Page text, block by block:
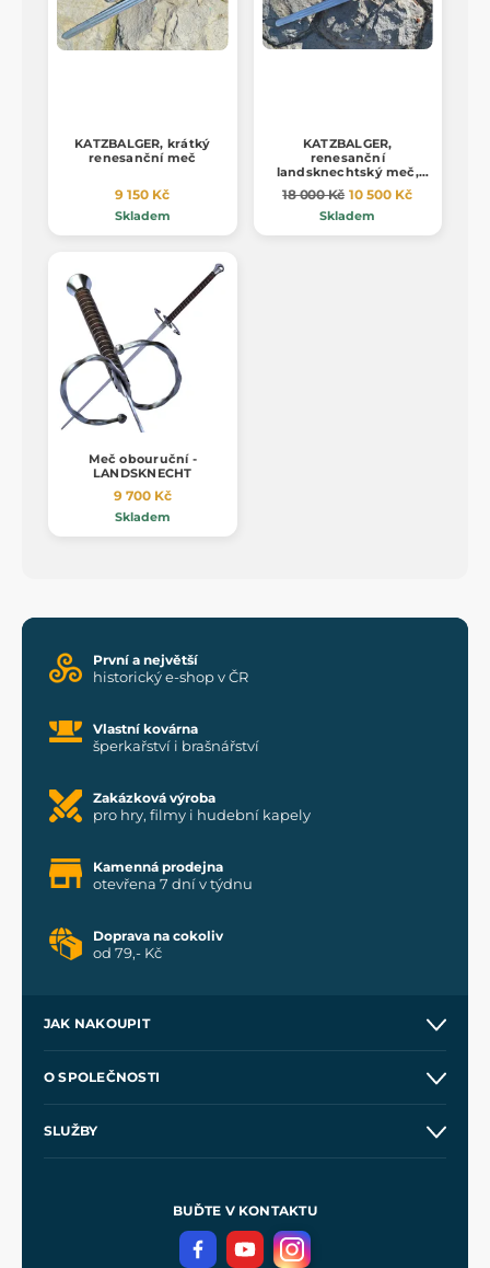
KATZBALGER, krátký
renesanční meč
9 150 Kč
Skladem
KATZBALGER,
renesanční
landsknechtský meč,
paroh
18 000 Kč 10 500 Kč
Skladem
Meč obouruční -
LANDSKNECHT
9 700 Kč
Skladem
První a největší
historický e-shop v ČR
Vlastní kovárna
šperkařství i brašnářství
Zakázková výroba
pro hry, filmy i hudební kapely
Kamenná prodejna
otevřena 7 dní v týdnu
Doprava na cokoliv
od 79,- Kč
JAK NAKOUPIT
Velkoobchod
O SPOLEČNOSTI
SLUŽBY
Meče pro Kingdom Come
BUĎTE V KONTAKTU